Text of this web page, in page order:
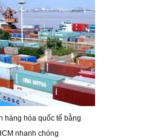
hàng hóa quốc tế bằng
nhanh chóng